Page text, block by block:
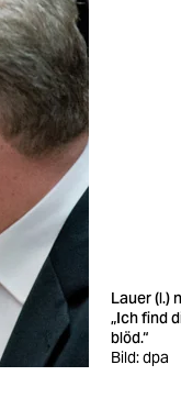
Lauer (l.)
„Ich find
blöd.“
Bild: dpa